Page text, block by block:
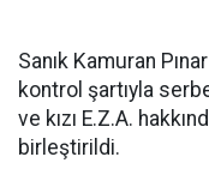
Sanık Kamuran
kontrol şartıyla
ve kızı E.Z.A.
birleştirildi.